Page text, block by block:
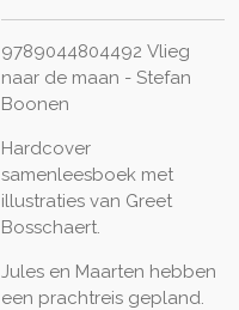
9789044804492 Vlieg
naar de maan - Stefan
Boonen
Hardcover
samenleesboek met
illustraties van Greet
Bosschaert.
Jules en Maarten hebben
een prachtreis gepland.